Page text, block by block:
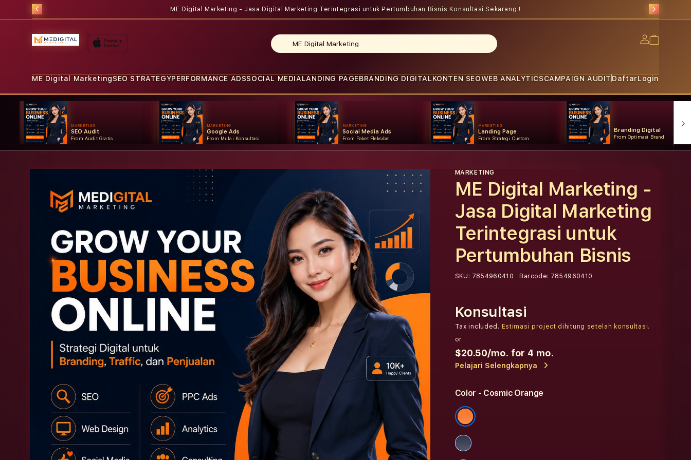
ME Digital Marketing - Jasa Digital Marketing Terintegrasi untuk Pertumbuhan Bisnis Konsultasi Sekarang !
Log
ME Digital MarketingSEO STRATEGYPERFORMANCE ADSSOCIAL MEDIALANDING PAGEBRANDING DIGITALKONTEN SEOWEB ANALYTICSCAMPAIGN AUDIT DaftarLogin
MARKETING
SEO Audit
From Audit Gratis
MARKETING
Google Ads
From Mulai Konsultasi
MARKETING
Social Media Ads
From Paket Fleksibel
MARKETING
Landing Page
From Strategi Custom
Branding Digital
From Optimasi Brand
Skip to
information
MARKETING
ME Digital Marketing -
Jasa Digital Marketing
Terintegrasi untuk
Pertumbuhan Bisnis
SKU: 7854960410 Barcode: 7854960410
Konsultasi
Tax included. Estimasi project dihitung setelah konsultasi.
or
$20.50/mo. for 4 mo.
Pelajari Selengkapnya
Color - Cosmic Orange